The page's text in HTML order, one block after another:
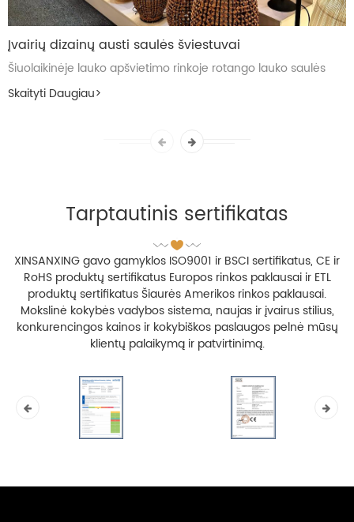
Įvairių dizainų austi saulės šviestuvai
Šiuolaikinėje lauko apšvietimo rinkoje rotango lauko saulės
šviestuvai tapo idealiu pasirinkimu apšviesti kiemus, sodus ir
Skaityti Daugiau>
Tarptautinis sertifikatas
XINSANXING gavo gamyklos ISO9001 ir BSCI sertifikatus, CE ir
RoHS produktų sertifikatus Europos rinkos paklausai ir ETL
produktų sertifikatus Šiaurės Amerikos rinkos paklausai.
Mokslinė kokybės vadybos sistema, naujas ir įvairus stilius,
konkurencingos kainos ir kokybiškos paslaugos pelnė mūsų
klientų palaikymą ir patvirtinimą.